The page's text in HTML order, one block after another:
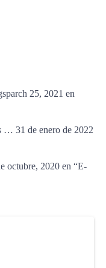
25, 2021 en
… 31 de enero de 2022
octubre, 2020 en “E-